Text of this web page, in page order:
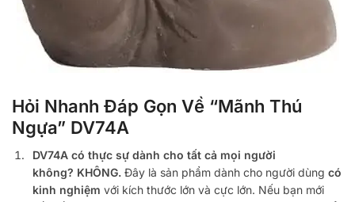
Hỏi Nhanh Đáp Gọn Về “Mãnh Thú
Ngựa” DV74A
DV74A có thực sự dành cho tất cả mọi người
không? KHÔNG. Đây là sản phẩm dành cho người dùng có
kinh nghiệm với kích thước lớn và cực lớn. Nếu bạn mới